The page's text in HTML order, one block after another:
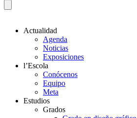
Actualidad
Agenda
Noticias
Exposiciones
l’Escola
Conócenos
Equipo
Meta
Estudios
Grados